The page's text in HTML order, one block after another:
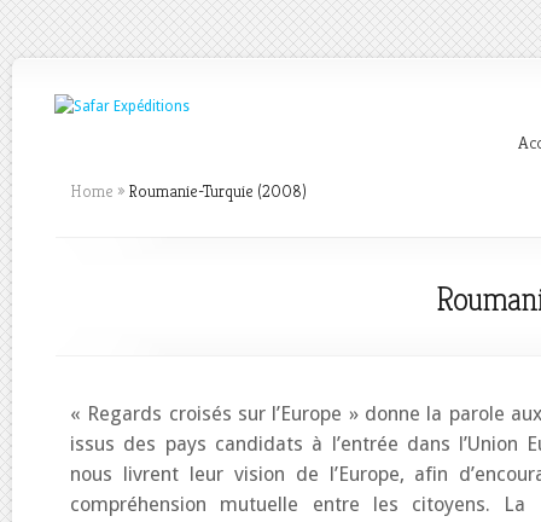
Home » Roumanie-Turquie (2008)
« Regards croisés sur l’Europe » donne la parole
issus des pays candidats à l’entrée dans l’Union
nous livrent leur vision de l’Europe, afin
compréhension mutuelle entre les citoyens. La